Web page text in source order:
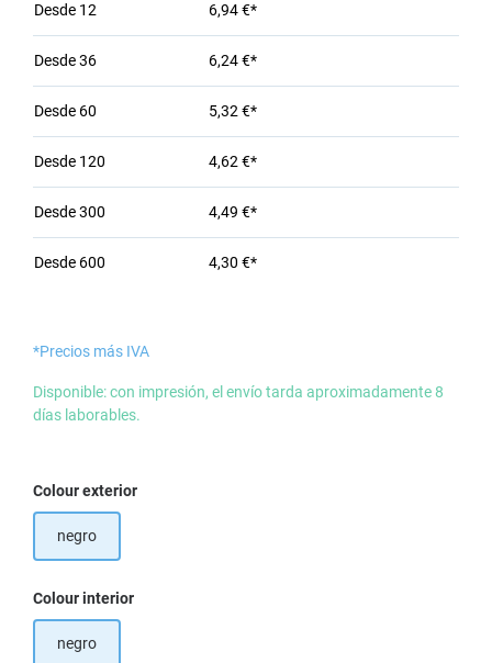
Desde 12 6,94 €*
Desde36 6,24 €*
Desde 60 5,32 €*
Desde 120 4,62 €*
Desde300 4,49 €*
Desde 600 4,30 €*
*Precios más IVA
Disponible: con impresión, el envío tarda aproximadamente 8
días laborables.
Seleccione
Colour exterior
negro
Seleccione
Colour interior
negro